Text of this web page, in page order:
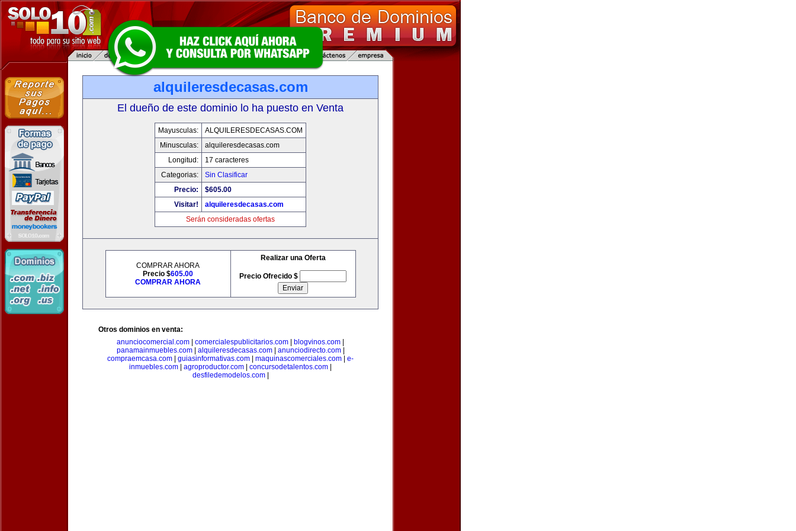
alquileresdecasas.com
El dueño de este dominio lo ha puesto en Venta
Mayusculas:
ALQUILERESDECASAS.COM
Minusculas:
alquileresdecasas.com
Longitud:
17 caracteres
Categorias:
Sin Clasificar
Precio:
$605.00
Visitar!
alquileresdecasas.com
Serán consideradas ofertas
COMPRAR AHORA
Precio $605.00
COMPRAR AHORA
Realizar una Oferta
Precio Ofrecido $
Otros dominios en venta:
anunciocomercial.com
comercialespublicitarios.com blogvinos.com
panamainmuebles.com| alquileresdecasas.com| anunciodirecto.com|
compraemcasa.com
guiasinformativas.com maquinascomerciales.com
e-
inmuebles.com
agroproductor.com concursodetalentos.com
desfiledemodelos.com|